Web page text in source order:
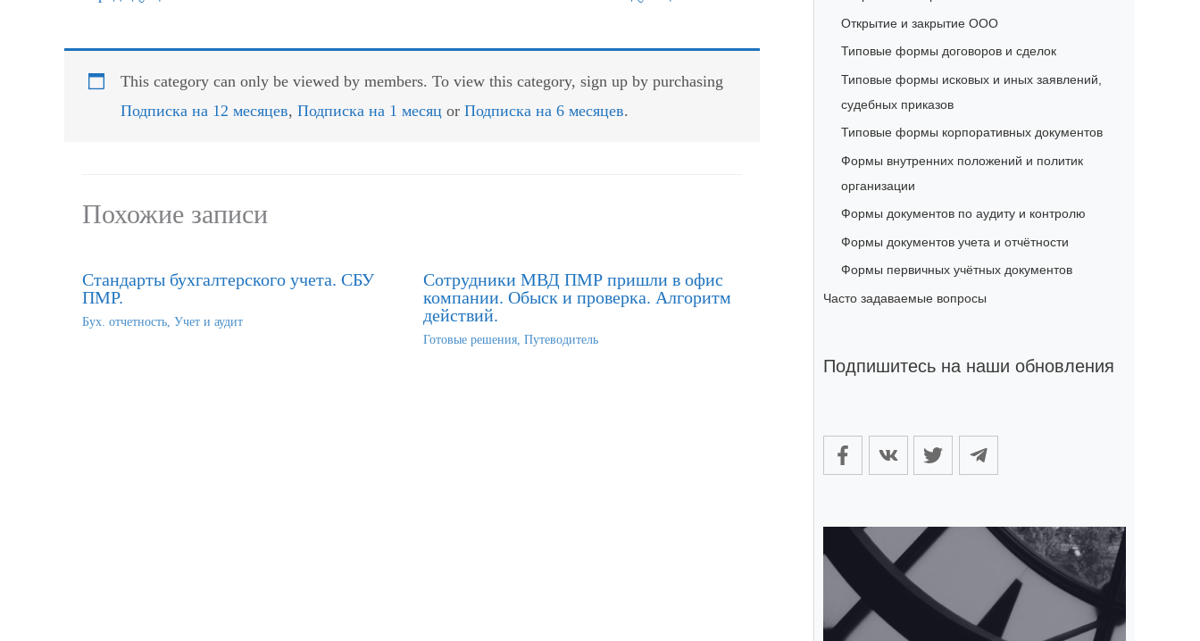
This category can only be viewed by members. To view this category, sign up by purchasing
Подписка на 12 месяцев, Подписка на 1 месяц or Подписка на 6 месяцев.
Похожие записи
Стандарты бухгалтерского учета. СБУ
ПМР.
Бух. отчетность Учет и аудит
Сотрудники МВД ПМР пришли в офис
компании. Обыск и проверка. Алгоритм
действий.
Готовые решения Путеводитель
Открытие и закрытие ООО
Типовые формы договоров и сделок
Типовые формы исковых и иных заявлений,
судебных приказов
Типовые формы корпоративных документов
Формы внутренних положений и политик
организации
Формы документов по аудиту и контролю
Формы документов учета и отчётности
Формы первичных учётных документов
Часто задаваемые вопросы
Подпишитесь на наши обновления